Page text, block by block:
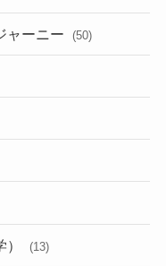
ャーニー (50)
） (13)